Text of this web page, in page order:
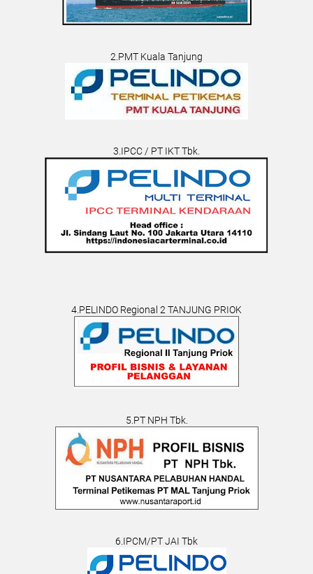
2.PMT Kuala Tanjung
3.IPCC / PT IKT Tbk.
4.PELINDO Regional 2 TANJUNG PRIOK
5.PT NPH Tbk.
6.IPCM/PT JAI Tbk